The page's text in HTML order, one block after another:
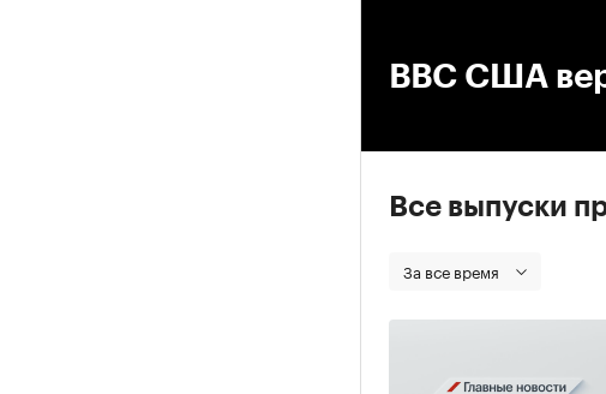
ВВС США
Все выпуски
За все время